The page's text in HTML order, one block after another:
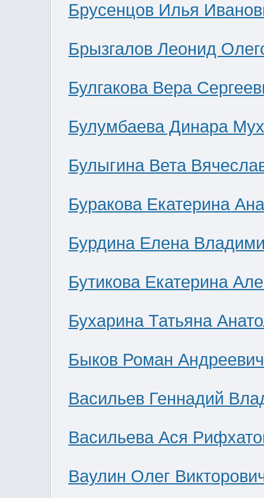
Брусенцов Илья
Брызгалов Леонид
Булгакова Вера
Булумбаева Динара
Булыгина Вета
Буракова Екатерина
Бурдина Елена
Бутикова Екатерина
Бухарина Татьяна
Быков Роман Андреевич
Васильев Геннадий
Васильева Ася
Ваулин Олег